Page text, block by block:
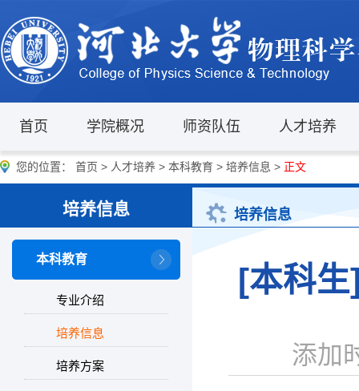
首页 学院概况 师资队伍 人才培养
您的位置： 首页 > 人才培养 > 本科教育 > 培养信息 > 正文
培养信息
本科教育
专业介绍
培养信息
培养方案
培养信息
[本科
添加